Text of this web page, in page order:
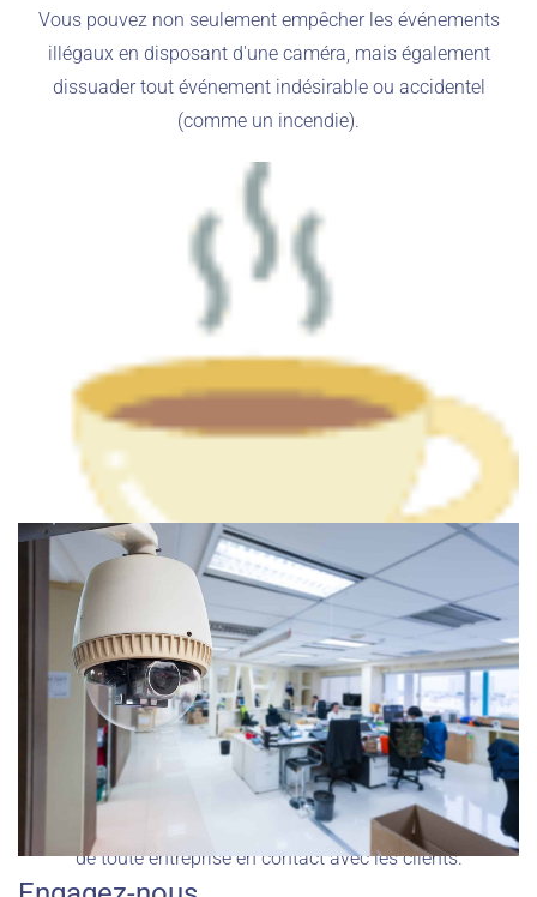
Vous pouvez non seulement empêcher les événements
illégaux en disposant d'une caméra, mais également
dissuader tout événement indésirable ou accidentel
(comme un incendie).
Restaurant
Une caméra de sécurité de Hikvision pourrait être l'outil
ultime pour votre restaurant. Garder un œil attentif sur la
décence des employés est un élément essentiel du succès
de toute entreprise en contact avec les clients.